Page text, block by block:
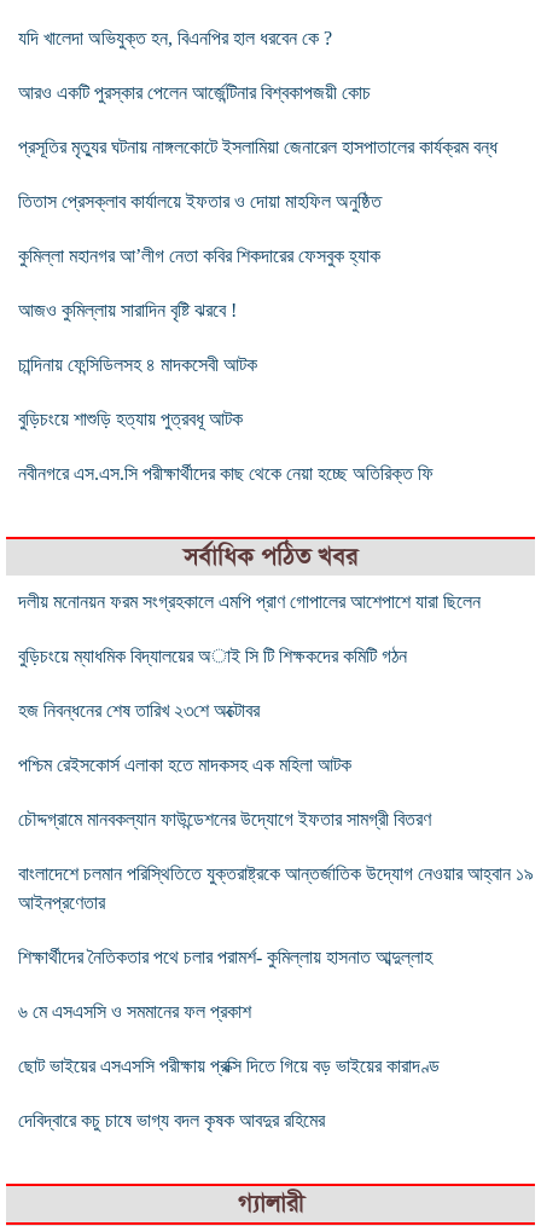
যদি খালেদা অভিযুক্ত হন, বিএনপির হাল ধরবেন কে ?
আরও একটি পুরস্কার পেলেন আর্জেন্টিনার বিশ্বকাপজয়ী কোচ
প্রসূতির মৃত্যুর ঘটনায় নাঙ্গলকোটে ইসলামিয়া জেনারেল হাসপাতালের কার্যক্রম বন্ধ
তিতাস প্রেসক্লাব কার্যালয়ে ইফতার ও দোয়া মাহফিল অনুষ্ঠিত
কুমিল্লা মহানগর আ’লীগ নেতা কবির শিকদারের ফেসবুক হ্যাক
আজও কুমিল্লায় সারাদিন বৃষ্টি ঝরবে !
চান্দিনায় ফেন্সিডিলসহ ৪ মাদকসেবী আটক
বুড়িচংয়ে শাশুড়ি হত্যায় পুত্রবধূ আটক
নবীনগরে এস.এস.সি পরীক্ষার্থীদের কাছ থেকে নেয়া হচ্ছে অতিরিক্ত ফি
সর্বাধিক পঠিত খবর
দলীয় মনোনয়ন ফরম সংগ্রহকালে এমপি প্রাণ গোপালের আশেপাশে যারা ছিলেন
বুড়িচংয়ে ম্যাধমিক বিদ্যালয়ের অাই সি টি শিক্ষকদের কমিটি গঠন
হজ নিবন্ধনের শেষ তারিখ ২৩শে অক্টোবর
পশ্চিম রেইসকোর্স এলাকা হতে মাদকসহ এক মহিলা আটক
চৌদ্দগ্রামে মানবকল্যান ফাউন্ডেশনের উদ্যোগে ইফতার সামগ্রী বিতরণ
বাংলাদেশে চলমান পরিস্থিতিতে যুক্তরাষ্ট্রকে আন্তর্জাতিক উদ্যোগ নেওয়ার আহ্বান ১৯
আইনপ্রণেতার
শিক্ষার্থীদের নৈতিকতার পথে চলার পরামর্শ- কুমিল্লায় হাসনাত আব্দুল্লাহ
৬ মে এসএসসি ও সমমানের ফল প্রকাশ
ছোট ভাইয়ের এসএসসি পরীক্ষায় প্রক্সি দিতে গিয়ে বড় ভাইয়ের কারাদণ্ড
দেবিদ্বারে কচু চাষে ভাগ্য বদল কৃষক আবদুর রহিমের
গ্যালারী